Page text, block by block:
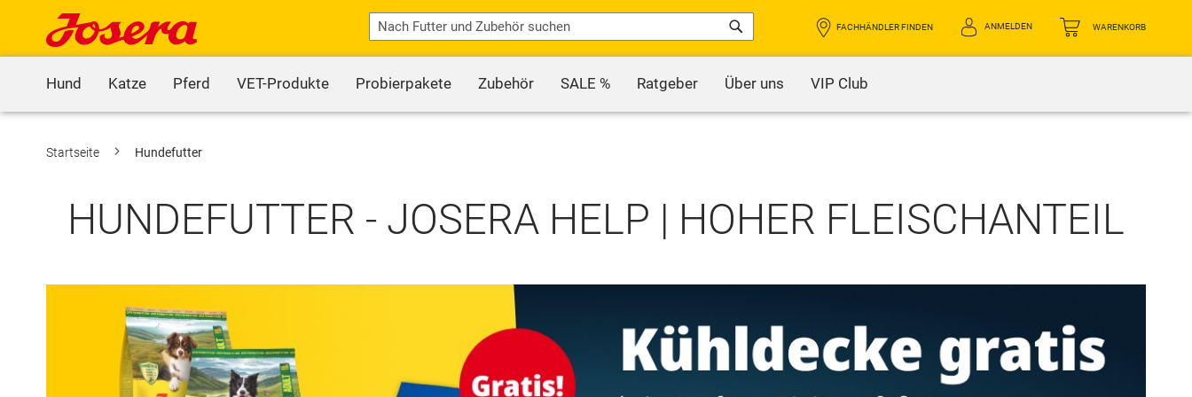
WARENKORB
FACHHÄNDLER FINDEN ANMELDEN
Search
Hund
Katze Pferd VET-Produkte Probierpakete Zubehör SALE % Ratgeber Über uns VIP Club
Startseite Hundefutter
HUNDEFUTTER - JOSERA HELP | HOHER FLEISCHANTEIL